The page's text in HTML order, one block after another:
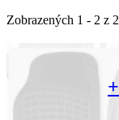
Zobrazených 1 - 2 z